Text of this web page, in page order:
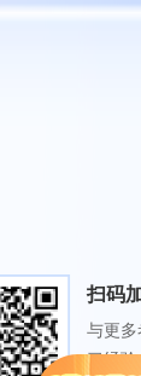
扫码
与更
习经验